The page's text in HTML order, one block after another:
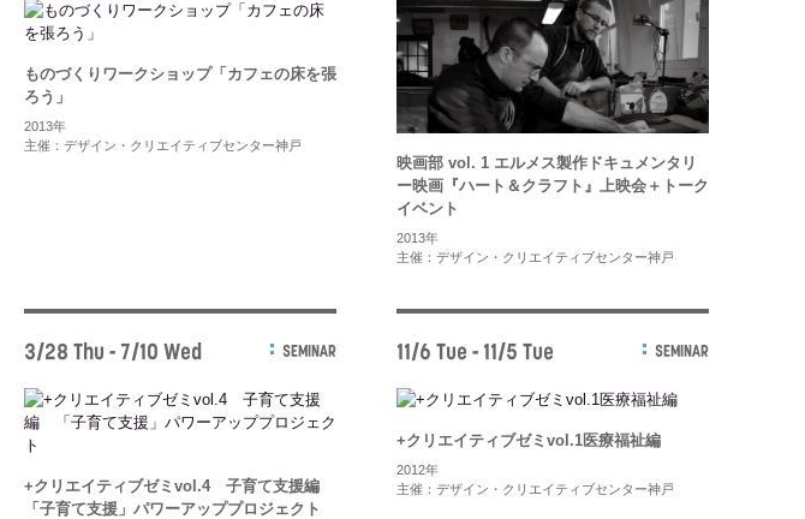
ものづくりワークショップ「カフェの床を張
ろう」
2013年
主催：デザイン・クリエイティブセンター神戸
映画部 vol. 1 エルメス製作ドキュメンタリ
ー映画『ハート＆クラフト』上映会＋トーク
イベント
2013年
主催：デザイン・クリエイティブセンター神戸
3/28 Thu - 7/10 Wed SEMINAR
+クリエイティブゼミvol.4 子育て支援編
「子育て支援」パワーアッププロジェクト
11/6 Tue - 11/5 Tue SEMINAR
+クリエイティブゼミvol.1医療福祉編
2012年
主催：デザイン・クリエイティブセンター神戸